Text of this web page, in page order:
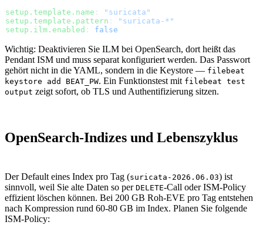
setup.template.name :
"suricata"
setup.template.pattern :
"suricata-*"
setup.ilm.enabled : false
Wichtig: Deaktivieren Sie ILM bei OpenSearch, dort heißt das
Pendant ISM und muss separat konfiguriert werden. Das Passwort
gehört nicht in die YAML, sondern in die Keystore — filebeat
keystore add BEAT_PW. Ein Funktionstest mit filebeat test
output zeigt sofort, ob TLS und Authentifizierung sitzen.
OpenSearch-Indizes und Lebenszyklus
Der Default eines Index pro Tag (suricata-2026.06.03) ist
sinnvoll, weil Sie alte Daten so per DELETE-Call oder ISM-Policy
effizient löschen können. Bei 200 GB Roh-EVE pro Tag entstehen
nach Kompression rund 60-80 GB im Index. Planen Sie folgende
ISM-Policy: